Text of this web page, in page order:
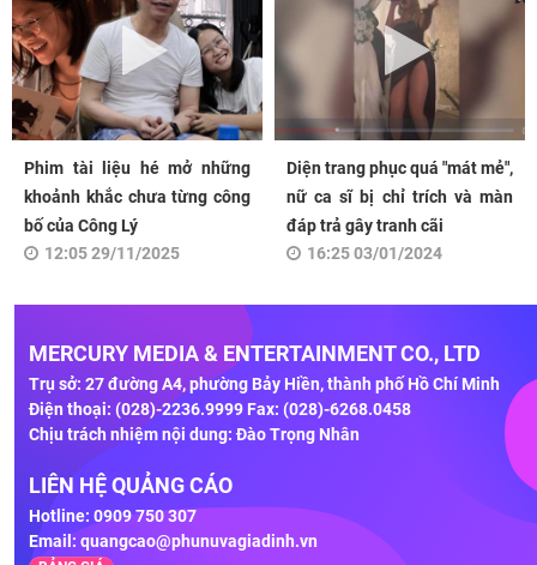
Phim tài liệu hé mở những
khoảnh khắc chưa từng công
bố của Công Lý
12:05 29/11/2025
Diện trang phục quá "mát mẻ",
nữ ca sĩ bị chỉ trích và màn
đáp trả gây tranh cãi
16:25 03/01/2024
MERCURY MEDIA & ENTERTAINMENT CO., LTD
Trụ sở: 27 đường A4, phường Bảy Hiền, thành phố Hồ Chí Minh
Điện thoại: (028)-2236.9999 Fax: (028)-6268.0458
Chịu trách nhiệm nội dung: Đào Trọng Nhân
LIÊN HỆ QUẢNG CÁO
Hotline: 0909 750 307
Email: quangcao@phunuvagiadinh.vn